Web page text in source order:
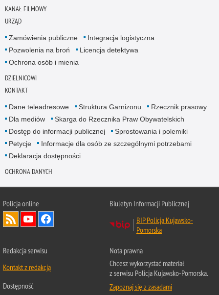
KANAŁ FILMOWY
URZĄD
Zamówienia publiczne
Integracja logistyczna
Pozwolenia na broń
Licencja detektywa
Ochrona osób i mienia
DZIELNICOWI
KONTAKT
Dane teleadresowe Struktura Garnizonu
Rzecznik prasowy
Dla mediów
Skarga do Rzecznika Praw Obywatelskich
Dostęp do informacji publicznej
Sprostowania i polemiki
Petycje
Informacje dla osób ze szczególnymi potrzebami
Deklaracja dostępności
OCHRONA DANYCH
Policja online
Biuletyn Informacji Publicznej
BIP Policja Kujawsko-
Pomorska
Redakcja serwisu
Kontakt z redakcją
Dostępność
Nota prawna
Chcesz wykorzystać materiał
z serwisu Policja Kujawsko-Pomorska.
Zapoznaj się z zasadami